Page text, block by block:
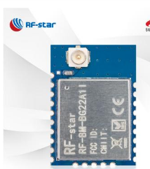
Bluetooth 방향 찾기 기능이 활
니다. RF-BM-BG22C3
BLE 직렬 모듈로 제품 개발을 시
요.